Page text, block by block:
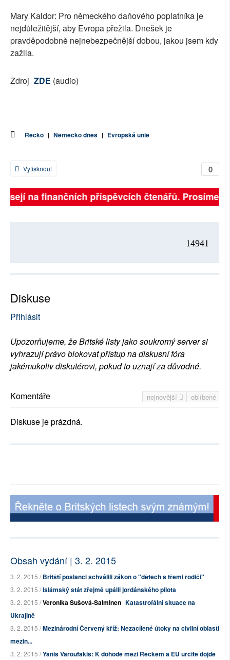
Mary Kaldor: Pro německého daňového poplatníka je
nejdůležitější, aby Evropa přežila. Dnešek je
pravděpodobně nejnebezpečnější dobou, jakou jsem kdy
zažila.
Zdroj ZDE (audio)
Řecko | Německo dnes | Evropská unie
0
Vytisknout
na finančních příspěvcích čtenářů. Prosíme,
14941
Diskuse
Přihlásit
Upozorňujeme, že Britské listy jako soukromý server si
vyhrazují právo blokovat přístup na diskusní fóra
jakémukoliv diskutérovi, pokud to uznají za důvodné.
nejnovější oblíbené
Komentáře
Diskuse je prázdná.
Obsah vydání | 3. 2. 2015
3. 2. 2015 /Britští poslanci schválili zákon o "dětech s třemi rodiči"
3. 2. 2015 /Islámský stát zřejmě upálil jordánského pilota
3. 2. 2015 /Veronika Sušová-Salminen Katastrofální situace na
Ukrajině
3. 2. 2015 /Mezinárodní Červený kříž: Nezacílené útoky na civilní oblasti
mezin...
3. 2. 2015 /Yanis Varoufakis: K dohodě mezi Řeckem a EU určitě dojde